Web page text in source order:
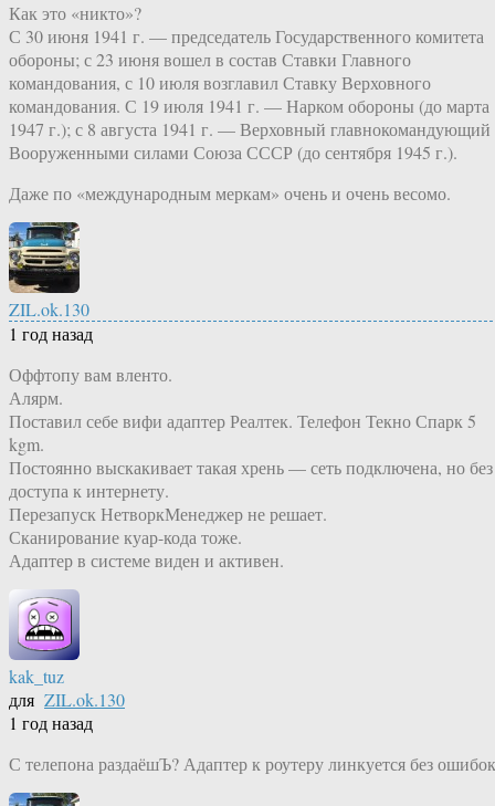
Как это «никто»?
С 30 июня 1941 г. — председатель Государственного комитета
обороны; с 23 июня вошел в состав Ставки Главного
командования, с 10 июля возглавил Ставку Верховного
командования. С 19 июля 1941 г. — Нарком обороны (до марта
1947 г.); с 8 августа 1941 г. — Верховный главнокомандующий
Вооруженными силами Союза СССР (до сентября 1945 г.).
Даже по «международным меркам» очень и очень весомо.
ZIL.ok.130
1 год назад
Оффтопу вам вленто.
Алярм.
Поставил себе вифи адаптер Реалтек. Телефон Текно Спарк 5
kgm.
Постоянно выскакивает такая хрень — сеть подключена, но без
доступа к интернету.
Перезапуск НетворкМенеджер не решает.
Сканирование куар-кода тоже.
Адаптер в системе виден и активен.
kak_tuz
для ZIL.ok.130
1 год назад
С телепона раздаёшЪ? Адаптер к роутеру линкуется без